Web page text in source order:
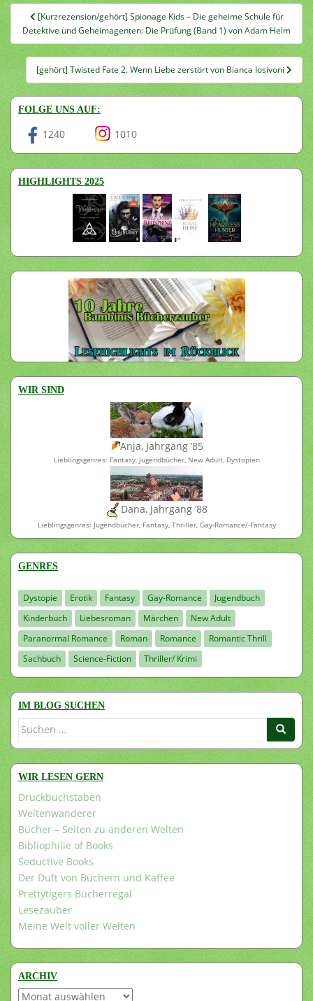
Beitragsnavigation
[Kurzrezension/gehört] Spionage Kids – Die geheime Schule für
Detektive und Geheimagenten: Die Prüfung (Band 1) von Adam Helm
[gehört] Twisted Fate 2. Wenn Liebe zerstört von Bianca Iosivoni
FOLGE UNS AUF:
1240 1010
HIGHLIGHTS 2025
WIR SIND
Anja, Jahrgang ’85
Lieblingsgenres: Fantasy, Jugendbücher, New Adult, Dystopien
Dana, Jahrgang ’88
Lieblingsgenres: Jugendbücher, Fantasy, Thriller, Gay-Romance/-Fantasy
GENRES
Dystopie Erotik Fantasy Gay-Romance
Jugendbuch
Kinderbuch
Liebesroman Märchen
New Adult
Paranormal Romance
Roman Romance
Romantic Thrill
Sachbuch
Science-Fiction Thriller/ Krimi
IM BLOG SUCHEN
Suchen
WIR LESEN GERN
Druckbuchstaben
Weltenwanderer
Bücher – Seiten zu anderen Welten
Bibliophilie of Books
Seductive Books
Der Duft von Büchern und Kaffee
Prettytigers Bücherregal
Lesezauber
Meine Welt voller Welten
ARCHIV
Archiv